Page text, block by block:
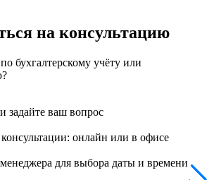
на консультацию
бухгалтерскому учёту или
задайте ваш вопрос
онлайн или в офисе
для выбора даты и времени